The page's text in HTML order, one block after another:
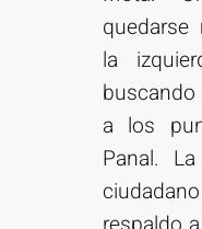
quedarse
la
buscando
a los
Panal.